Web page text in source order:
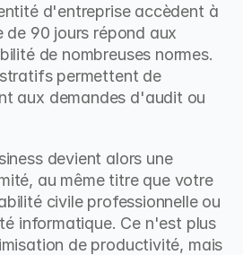
d'entreprise accèdent à
de 90 jours répond aux
de nombreuses normes.
permettent de
aux demandes d'audit ou
devient alors une
au même titre que votre
civile professionnelle ou
informatique. Ce n'est plus
de productivité, mais